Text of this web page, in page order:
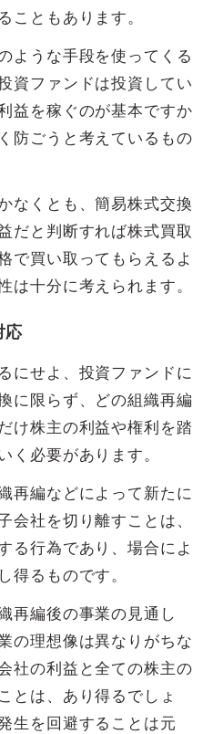
こともあります。
ような手段を使ってくる
資ファンドは投資してい
益を稼ぐのが基本ですか
防ごうと考えているもの
なくとも、簡易株式交換
だと判断すれば株式買取
で買い取ってもらえるよ
は十分に考えられます。
応
にせよ、投資ファンドに
に限らず、どの組織再編
け株主の利益や権利を踏
く必要があります。
再編などによって新たに
会社を切り離すことは、
る行為であり、場合によ
得るものです。
再編後の事業の見通し
の理想像は異なりがちな
社の利益と全ての株主の
とは、あり得るでしょ
生を回避することは元